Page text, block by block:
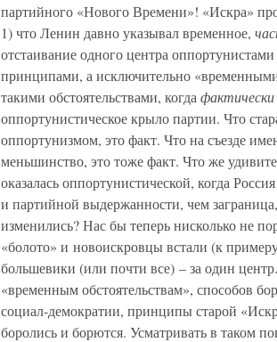
партийного «Нового Времени»! «Искра»
1) что Ленин давно указывал временное,
отстаивание одного центра
принципами, а исключительно «временными
такими обстоятельствами, когда фактически
оппортунистическое крыло партии. Что
оппортунизмом, это факт. Что на съезде
меньшинство, это тоже факт. Что же
оказалась оппортунистической, когда
и партийной выдержанности, чем
изменились? Нас бы теперь нисколько не
«болото» и новоискровцы встали (к
большевики (или почти все) – за один
«временным обстоятельствам», способов
социал-демократии, принципы старой
боролись и борются. Усматривать в таком